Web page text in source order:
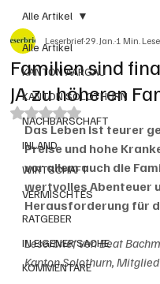
Alle Artikel
KANTON AARGAU
KANTON SOLOTHURN
NACHBARSCHAFT
INLAND
WIRTSCHAFT
VERMISCHTES
RATGEBER
IN EIGENER SACHE
KOMMENTARE
Alle Artikel
Familien sind
JA zu höheren
Leserbrief29. Jan.1 Min.
Mit NaN von 5 Sternen
Das Leben ist teurer
Preise und hohe
vor allem auch die
wertvolles Abenteuer
Herausforderung für
Leserbrief von Beat
Kanton Solothurn,